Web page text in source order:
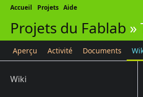
Accueil Projets Aide
Projets du Fablab »
Aperçu Activité Documents
Wiki